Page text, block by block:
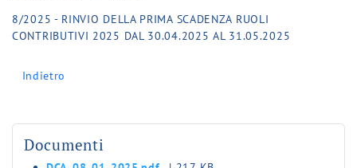
8/2025 - RINVIO DELLA PRIMA SCADENZA RUOLI
CONTRIBUTIVI 2025 DAL 30.04.2025 AL 31.05.2025
Indietro
Documenti